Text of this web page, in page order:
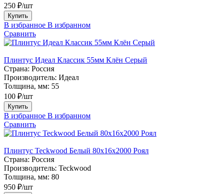
250 ₽/шт
Купить
В избранное В избранном
Сравнить
Плинтус Идеал Классик 55мм Клён Серый
Страна: Россия
Производитель: Идеал
Толщина, мм: 55
100 ₽/шт
Купить
В избранное В избранном
Сравнить
Плинтус Teckwood Белый 80х16х2000 Роял
Страна: Россия
Производитель: Teckwood
Толщина, мм: 80
950 ₽/шт